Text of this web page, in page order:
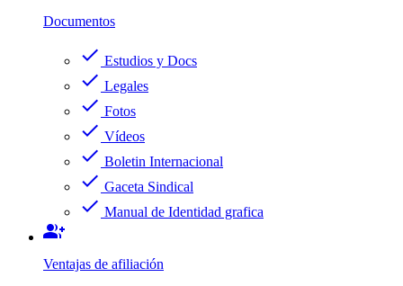
Documentos
check Estudios y Docs
check Legales
check Fotos
check Vídeos
check Boletin Internacional
check Gaceta Sindical
check Manual de Identidad grafica
group_add
Ventajas de afiliación